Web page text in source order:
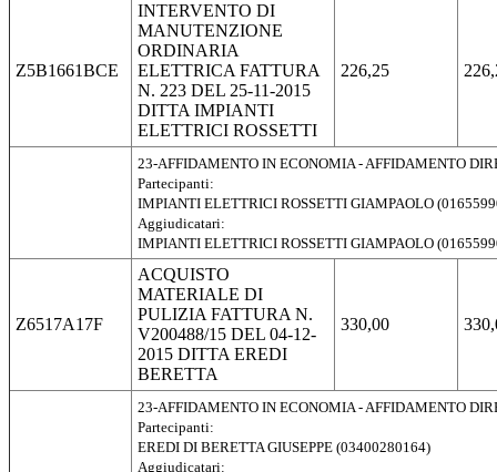
Z5B1661BCE
INTERVENTO DI
MANUTENZIONE
ORDINARIA
ELETTRICA FATTURA
N. 223 DEL 25-11-2015
DITTA IMPIANTI
ELETTRICI ROSSETTI
226,25
23-AFFIDAMENTO IN ECONOMIA - AFFIDAMENTO
Partecipanti:
IMPIANTI ELETTRICI ROSSETTI GIAMPAOLO
Aggiudicatari:
IMPIANTI ELETTRICI ROSSETTI GIAMPAOLO
Z6517A17F
ACQUISTO
MATERIALE DI
PULIZIA FATTURA N.
V200488/15 DEL 04-12-
2015 DITTA EREDI
BERETTA
330,00
23-AFFIDAMENTO IN ECONOMIA - AFFIDAMENTO
Partecipanti:
EREDI DI BERETTA GIUSEPPE (03400280164)
Aggiudicatari: